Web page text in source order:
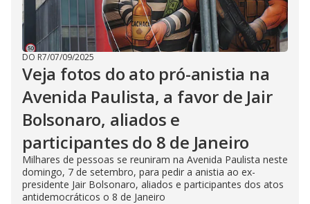
DO R7/07/09/2025
Veja fotos do ato pró-anistia na
Avenida Paulista, a favor de Jair
Bolsonaro, aliados e
participantes do 8 de Janeiro
Milhares de pessoas se reuniram na Avenida Paulista neste
domingo, 7 de setembro, para pedir a anistia ao ex-
presidente Jair Bolsonaro, aliados e participantes dos atos
antidemocráticos o 8 de Janeiro